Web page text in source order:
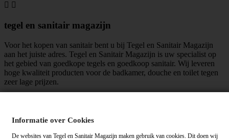
 
tegel en sanitair magazijn
Voor het kopen van sanitair bent u bij Tegel en Sanitair Magazijn
aan het juiste adres. Tegel en Sanitair Magazijn is uw specialist op
het gebied van goedkope tegels en goedkoop sanitair. Wij leveren
hoge kwaliteit producten voor de badkamer, douche en toilet tegen
zeer lage prijzen.
Algemene voorwaarden
Informatie over Cookies
De websites van Tegel en Sanitair Magazijn maken gebruik van cookies. Dit doen wij